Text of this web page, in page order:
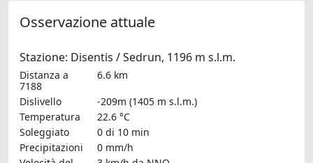
Osservazione attuale
Stazione: Disentis / Sedrun, 1196 m s.l.m.
Distanza a
7188
6.6 km
Dislivello
-209m (1405 m s.l.m.)
Temperatura
22.6 °C
Soleggiato
0 di 10 min
Precipitazioni
0 mm/h